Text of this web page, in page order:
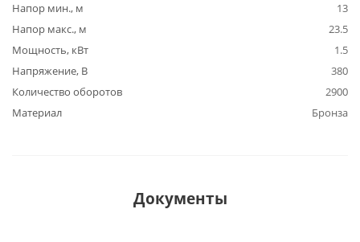
Напор мин., м
13
Напор макс., м
23.5
Мощность, кВт
1.5
Напряжение, В
380
Количество оборотов
2900
Материал
Бронза
Документы